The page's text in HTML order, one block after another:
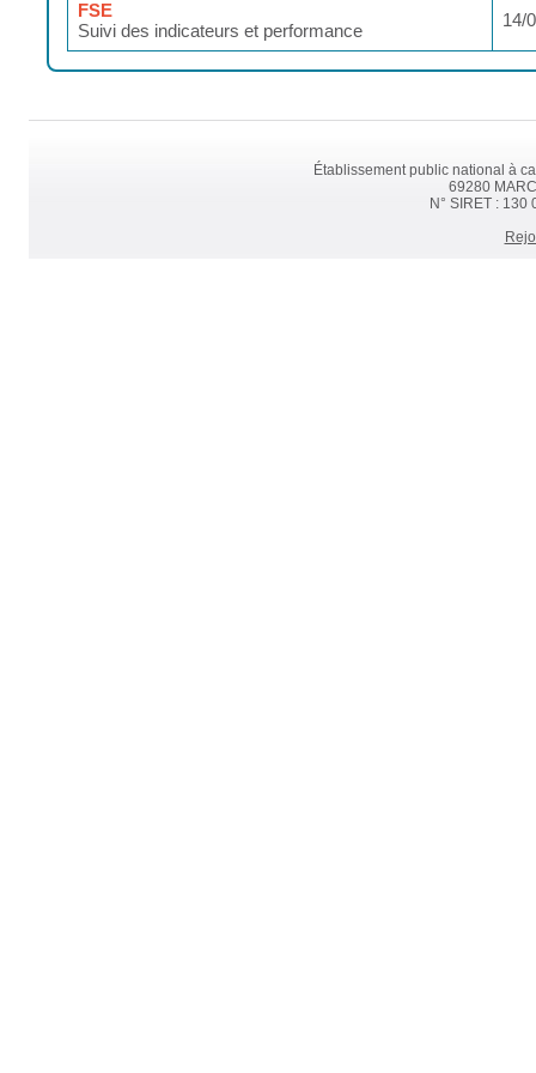
FSE
Suivi des indicateurs et performance
14/
Établissement public national à
69280
N° SIRET : 130